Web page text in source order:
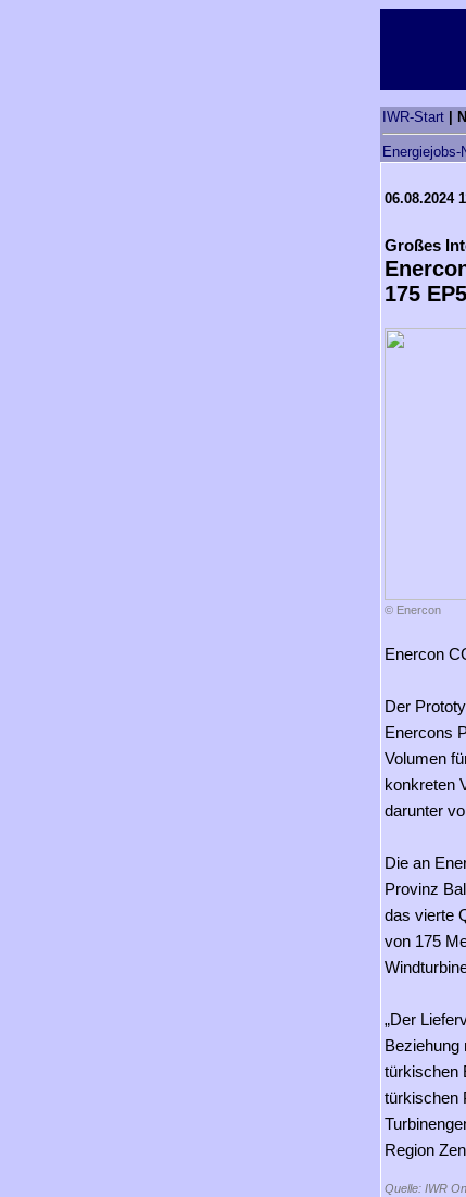
IWR-Start |
Energiejobs-
06.08.2024
Großes
175
© Enercon
Enercon
Der
Enercons
Volumen
konkreten
darunter
Die an
Provinz
das vierte
von 175
„Der
Beziehung
türkischen
türkischen
Region
Quelle: IWR